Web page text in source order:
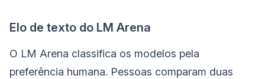
Elo de texto do LM Arena
O LM Arena classifica os modelos pela
preferência humana. Pessoas comparam duas